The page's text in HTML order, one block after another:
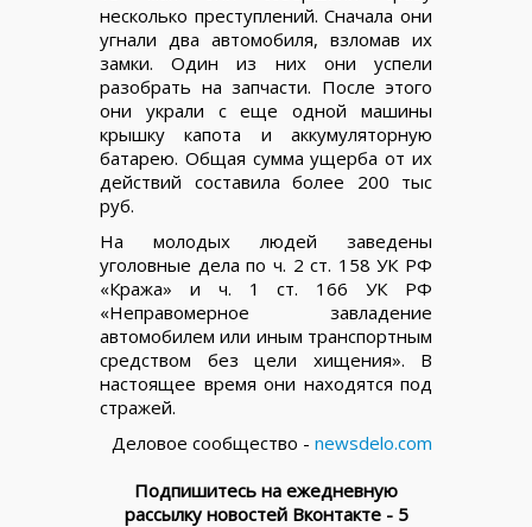
несколько преступлений. Сначала они
угнали два автомобиля, взломав их
замки. Один из них они успели
разобрать на запчасти. После этого
они украли с еще одной машины
крышку капота и аккумуляторную
батарею. Общая сумма ущерба от их
действий составила более 200 тыс
руб.
На молодых людей заведены
уголовные дела по ч. 2 ст. 158 УК РФ
«Кража» и ч. 1 ст. 166 УК РФ
«Неправомерное завладение
автомобилем или иным транспортным
средством без цели хищения». В
настоящее время они находятся под
стражей.
Деловое сообщество - newsdelo.com
Подпишитесь на ежедневную
рассылку новостей Вконтакте - 5